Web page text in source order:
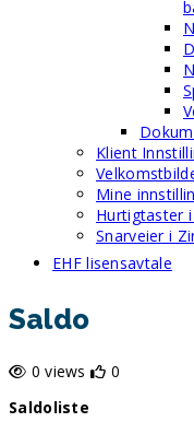
Klient
Mine
Hurtigtaster
Snarveier i
EHF lisensavtale
Saldo
0 views
0
Saldoliste